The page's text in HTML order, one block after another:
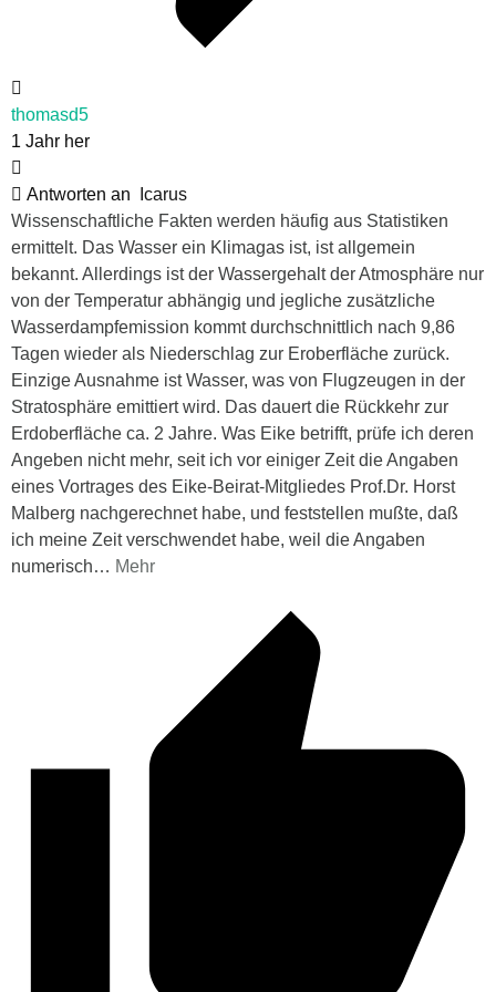
thomasd5
1 Jahr her
Antworten an
Icarus
Wissenschaftliche Fakten werden häufig aus Statistiken
ermittelt. Das Wasser ein Klimagas ist, ist allgemein
bekannt. Allerdings ist der Wassergehalt der Atmosphäre nur
von der Temperatur abhängig und jegliche zusätzliche
Wasserdampfemission kommt durchschnittlich nach 9,86
Tagen wieder als Niederschlag zur Eroberfläche zurück.
Einzige Ausnahme ist Wasser, was von Flugzeugen in der
Stratosphäre emittiert wird. Das dauert die Rückkehr zur
Erdoberfläche ca. 2 Jahre. Was Eike betrifft, prüfe ich deren
Angeben nicht mehr, seit ich vor einiger Zeit die Angaben
eines Vortrages des Eike-Beirat-Mitgliedes Prof.Dr. Horst
Malberg nachgerechnet habe, und feststellen mußte, daß
ich meine Zeit verschwendet habe, weil die Angaben
numerisch… Mehr